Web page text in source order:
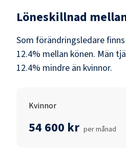
Löneskillnad
Som förändringsledare
12.4% mellan könen. Män
12.4% mindre än kvinnor.
Kvinnor
54 600 kr per månad